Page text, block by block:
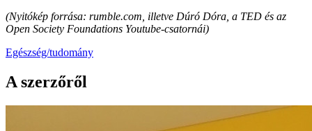
(Nyitókép forrása: rumble.com, illetve Dúró Dóra, a TED és az
Open Society Foundations Youtube-csatornái)
Egészség/tudomány
A szerzőről